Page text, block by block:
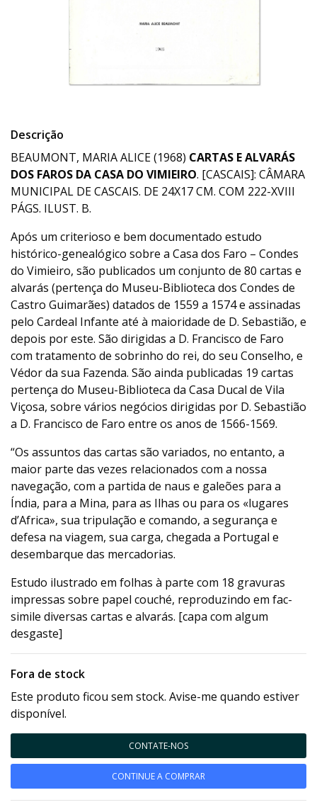
Descrição
BEAUMONT, MARIA ALICE (1968) CARTAS E ALVARÁS
DOS FAROS DA CASA DO VIMIEIRO. [CASCAIS]: CÂMARA
MUNICIPAL DE CASCAIS. DE 24X17 CM. COM 222-XVIII
PÁGS. ILUST. B.
Após um criterioso e bem documentado estudo
histórico-genealógico sobre a Casa dos Faro – Condes
do Vimieiro, são publicados um conjunto de 80 cartas e
alvarás (pertença do Museu-Biblioteca dos Condes de
Castro Guimarães) datados de 1559 a 1574 e assinadas
pelo Cardeal Infante até à maioridade de D. Sebastião, e
depois por este. São dirigidas a D. Francisco de Faro
com tratamento de sobrinho do rei, do seu Conselho, e
Védor da sua Fazenda. São ainda publicadas 19 cartas
pertença do Museu-Biblioteca da Casa Ducal de Vila
Viçosa, sobre vários negócios dirigidas por D. Sebastião
a D. Francisco de Faro entre os anos de 1566-1569.
“Os assuntos das cartas são variados, no entanto, a
maior parte das vezes relacionados com a nossa
navegação, com a partida de naus e galeões para a
Índia, para a Mina, para as Ilhas ou para os «lugares
d’Africa», sua tripulação e comando, a segurança e
defesa na viagem, sua carga, chegada a Portugal e
desembarque das mercadorias.
Estudo ilustrado em folhas à parte com 18 gravuras
impressas sobre papel couché, reproduzindo em fac-
simile diversas cartas e alvarás. [capa com algum
desgaste]
Fora de stock
Este produto ficou sem stock. Avise-me quando estiver
disponível.
CONTATE-NOS
CONTINUE A COMPRAR